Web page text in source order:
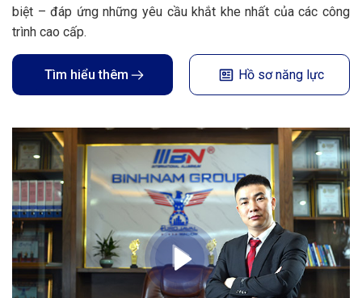
biệt – đáp ứng những yêu cầu khắt khe nhất của các công
trình cao cấp.
Tìm hiểu thêm Hồ sơ năng lực